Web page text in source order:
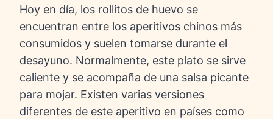
Hoy en día, los rollitos de huevo se
encuentran entre los aperitivos chinos más
consumidos y suelen tomarse durante el
desayuno. Normalmente, este plato se sirve
caliente y se acompaña de una salsa picante
para mojar. Existen varias versiones
diferentes de este aperitivo en países como